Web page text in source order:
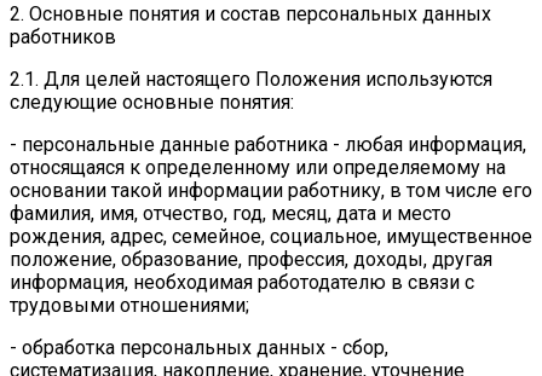
2. Основные понятия и состав персональных данных
работников
2.1. Для целей настоящего Положения используются
следующие основные понятия:
- персональные данные работника - любая информация,
относящаяся к определенному или определяемому на
основании такой информации работнику, в том числе его
фамилия, имя, отчество, год, месяц, дата и место
рождения, адрес, семейное, социальное, имущественное
положение, образование, профессия, доходы, другая
информация, необходимая работодателю в связи с
трудовыми отношениями;
- обработка персональных данных - сбор,
систематизация, накопление, хранение, уточнение